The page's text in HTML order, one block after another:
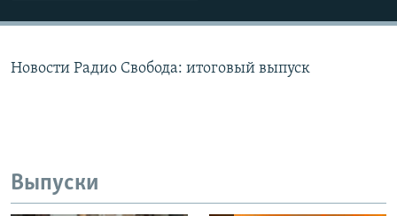
Новости Радио Свобода: итоговый выпуск
Выпуски